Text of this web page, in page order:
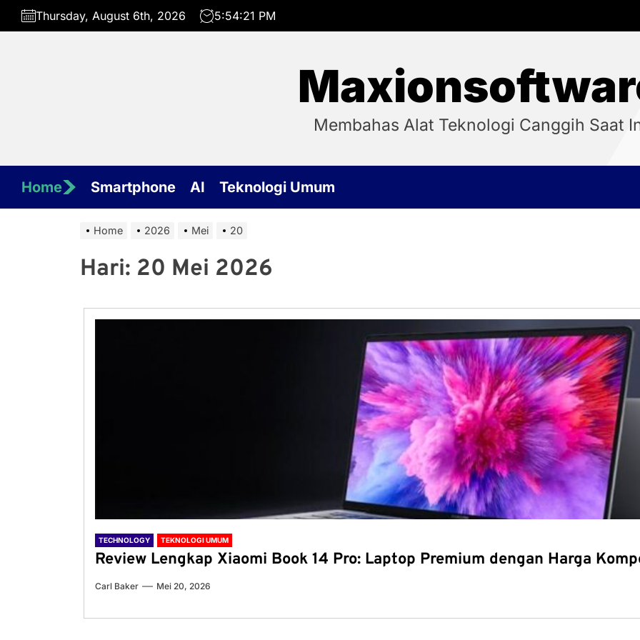
Skip
Thursday, August 6th, 2026 5:54:21 PM
Membahas Alat Teknologi Canggih Saat
Home Smartphone AI Teknologi Umum
Home 2026 Mei 20
Hari: 20 Mei 2026
TECHNOLOGY TEKNOLOGI UMUM
Review Lengkap Xiaomi Book 14 Pro: Laptop Premium dengan Harga
Carl Baker Mei 20, 2026